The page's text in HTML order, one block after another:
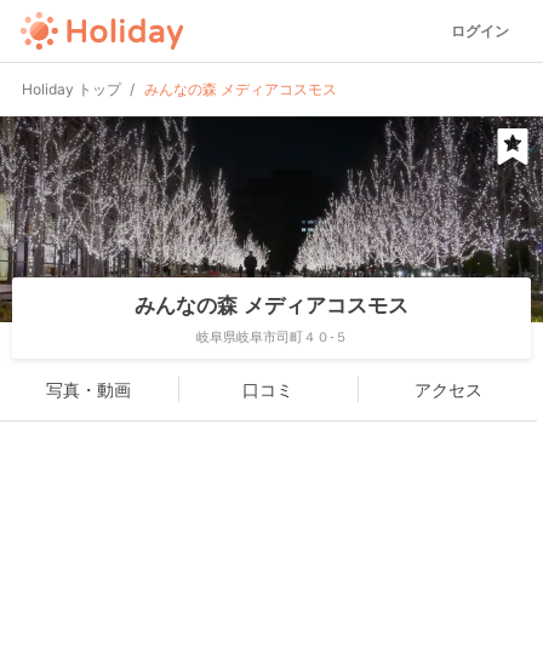
ログイン
Holiday トップ みんなの森 メディアコスモス
みんなの森 メディアコスモス
岐阜県岐阜市司町４０-５
写真・動画 口コミ アクセス